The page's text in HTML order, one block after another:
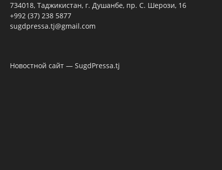
734018, Таджикистан, г. Душанбе, пр. С. Шерози, 16
+992 (37) 238 5877
sugdpressa.tj@gmail.com
Новостной сайт — SugdPressa.tj